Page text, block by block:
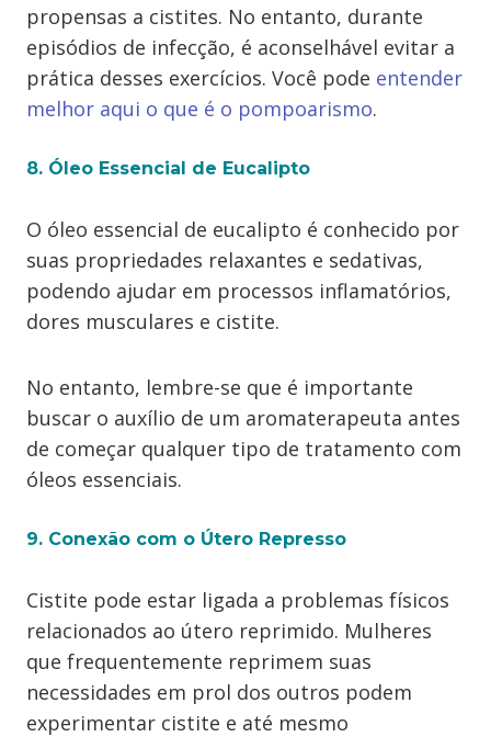
propensas a cistites. No entanto, durante
episódios de infecção, é aconselhável evitar a
prática desses exercícios. Você pode entender
melhor aqui o que é o pompoarismo.
8. Óleo Essencial de Eucalipto
O óleo essencial de eucalipto é conhecido por
suas propriedades relaxantes e sedativas,
podendo ajudar em processos inflamatórios,
dores musculares e cistite.
No entanto, lembre-se que é importante
buscar o auxílio de um aromaterapeuta antes
de começar qualquer tipo de tratamento com
óleos essenciais.
9. Conexão com o Útero Represso
Cistite pode estar ligada a problemas físicos
relacionados ao útero reprimido. Mulheres
que frequentemente reprimem suas
necessidades em prol dos outros podem
experimentar cistite e até mesmo